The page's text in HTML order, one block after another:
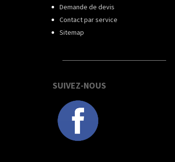
Demande de devis
Contact par service
Sitemap
SUIVEZ-NOUS